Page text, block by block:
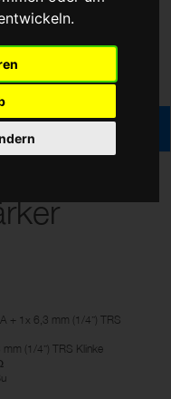
+ 1x 6,3 mm (1/4”) TRS
mm (1/4”) TRS Klinke